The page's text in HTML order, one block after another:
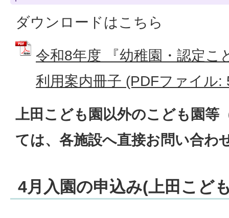
ダウンロードはこちら
令和8年度 『幼稚園・認定こ
利用案内冊子 (PDFファイル:
上田こども園以外のこども園等
ては、各施設へ直接お問い合わ
4月入園の申込み(上田こど